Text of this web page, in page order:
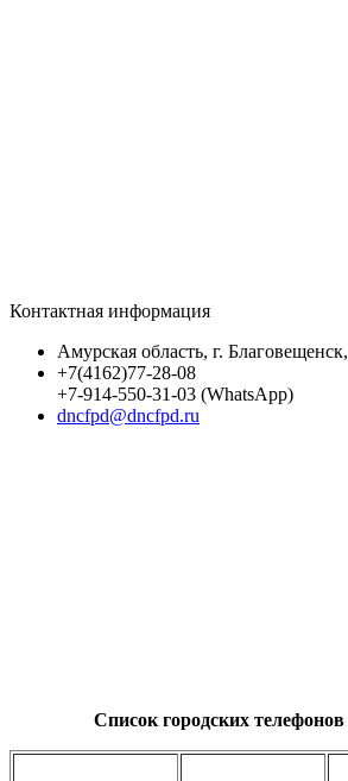
Контактная информация
Амурская область, г.
+7(4162)77-28-08
+7-914-550-31-03 (WhatsApp)
dncfpd@dncfpd.ru
Список городских